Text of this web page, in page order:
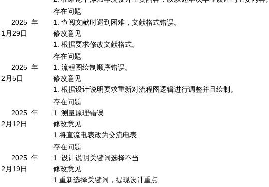
2025年
1月29日
存在问题
1. 查阅文献时遇到困难，文献格式错误。
修改意见
1. 根据要求修改文献格式。
2025年
2月5日
存在问题
1. 流程图绘制顺序错误。
修改意见
1. 根据设计说明要求重新对流程图逻辑进行调整并且绘制。
2025年
2月12日
存在问题
1. 测量原理错误
修改意见
1.将直流电表改为交流电表
2025年
2月19日
存在问题
1. 设计说明关键词选择不当
修改意见
1.重新选择关键词，提现设计重点